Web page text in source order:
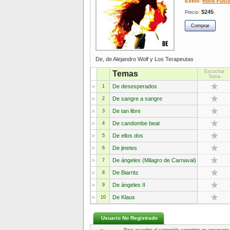
Precio: $245
De, de Alejandro Wolf y Los Terapeutas
Temas
Escuchar
Tema
1
De desesperados
2 De sangre a sangre
3 De tan libre
4 De candombe beat
5 De ellos dos
6 De jinetes
7 De ángeles (Milagro de Carnaval)
8 De Biarritz
9 De ángeles II
10 De Klaus
Usuario No Registrado